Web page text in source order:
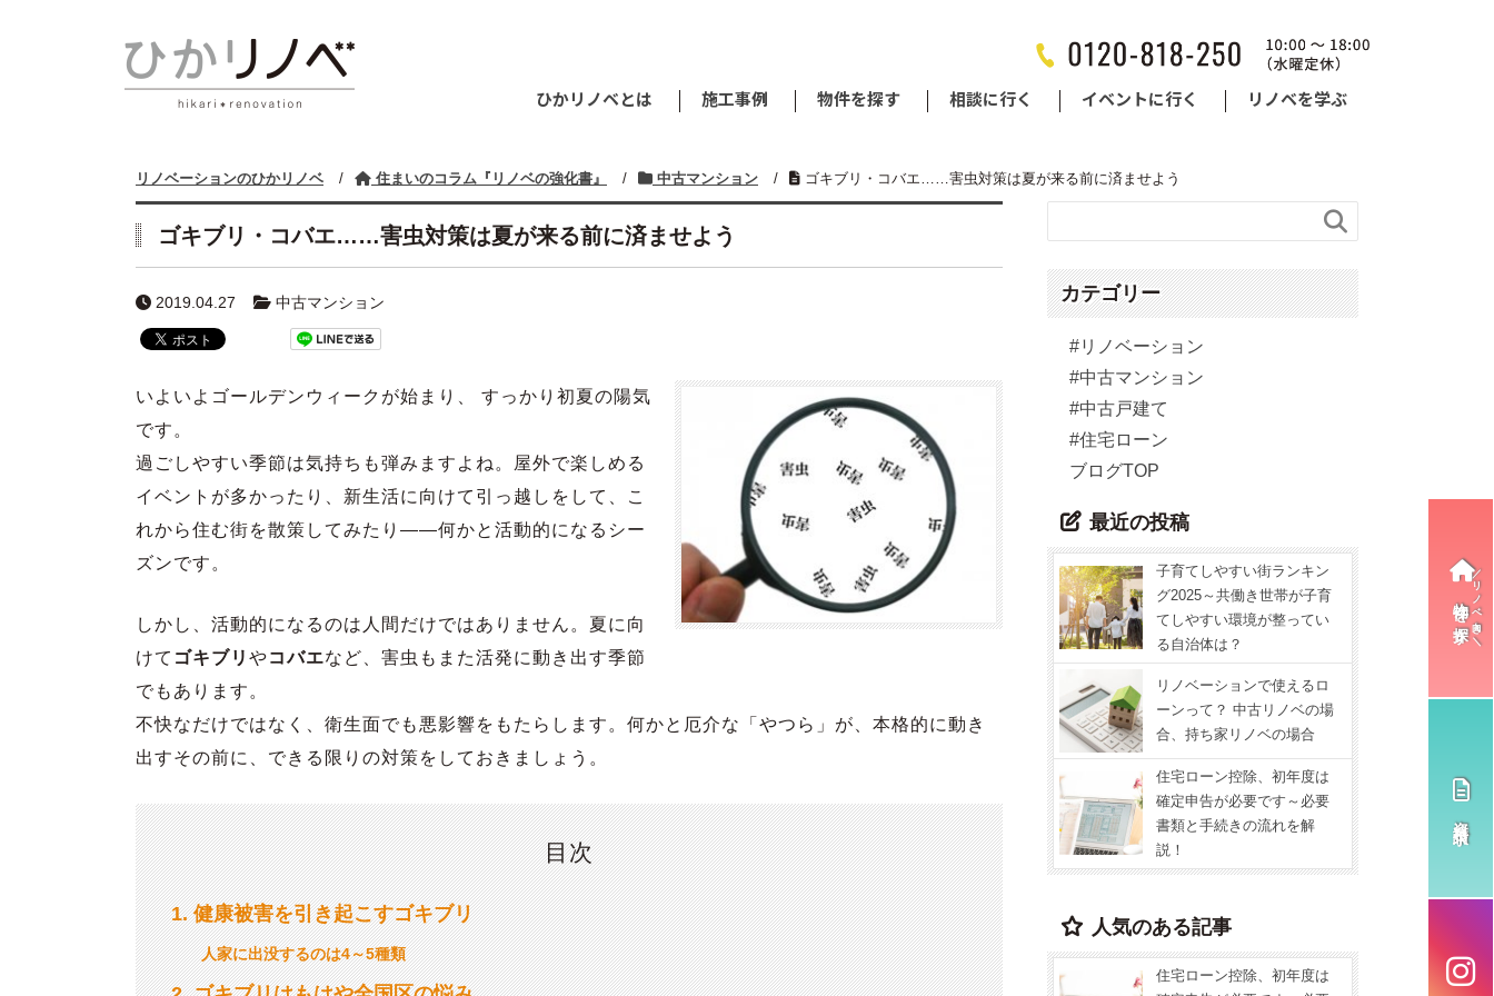
ひかリノベとは 施工事例 物件を探す 相談に行く イベントに行く リノベを学ぶ
リノベーションのひかリノベ / 住まいのコラム『リノベの強化書』 / 中古マンション / ゴキブリ・コバエ……害虫対策は夏が来る前に済ませよう
ゴキブリ・コバエ……害虫対策は夏が来る前に済ませよう
2019.04.27 中古マンション
いよいよゴールデンウィークが始まり、 すっかり初夏の陽気
です。
過ごしやすい季節は気持ちも弾みますよね。屋外で楽しめる
イベントが多かったり、新生活に向けて引っ越しをして、こ
れから住む街を散策してみたり――何かと活動的になるシー
ズンです。
しかし、活動的になるのは人間だけではありません。夏に向
けて ゴキブリ やコバエなど、害虫もまた活発に動き出す季節
でもあります。
不快なだけではなく、衛生面でも悪影響をもたらします。何かと厄介な「やつら」が、本格的に動き
出すその前に、できる限りの対策をしておきましょう。
目次
1 健康被害を引き起こすゴキブリ
人家に出没するのは4～5種類

カテゴリー
#リノベーション
#中古マンション
#中古戸建て
#住宅ローン
ブログTOP
最近の投稿
子育てしやすい街ランキン
グ2025～共働き世帯が子育
てしやすい環境が整ってい
る自治体は？
リノベーションで使えるロ
ーンって？ 中古リノベの場
合、持ち家リノベの場合
住宅ローン控除、初年度は
確定申告が必要です～必要
書類と手続きの流れを解
説！
人気のある記事
住宅ローン控除、初年度は
物件を探す